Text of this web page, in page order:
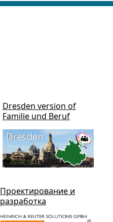
Dresden version of
Familie und Beruf
Проектирование и
разработка